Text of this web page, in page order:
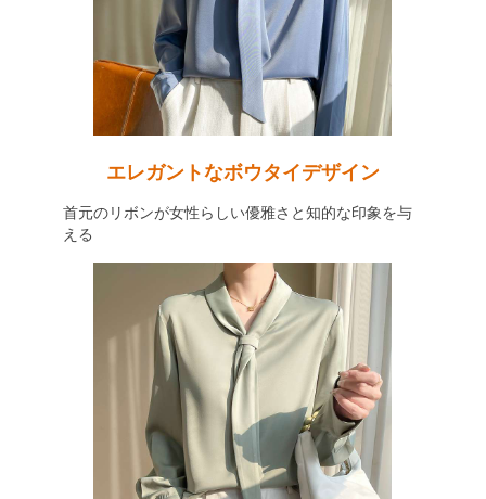
エレガントなボウタイデザイン
首元のリボンが女性らしい優雅さと知的な印象を与
える